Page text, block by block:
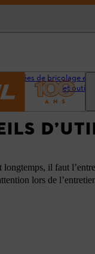
et idées de bricolage et
et outils
il faut
lors de